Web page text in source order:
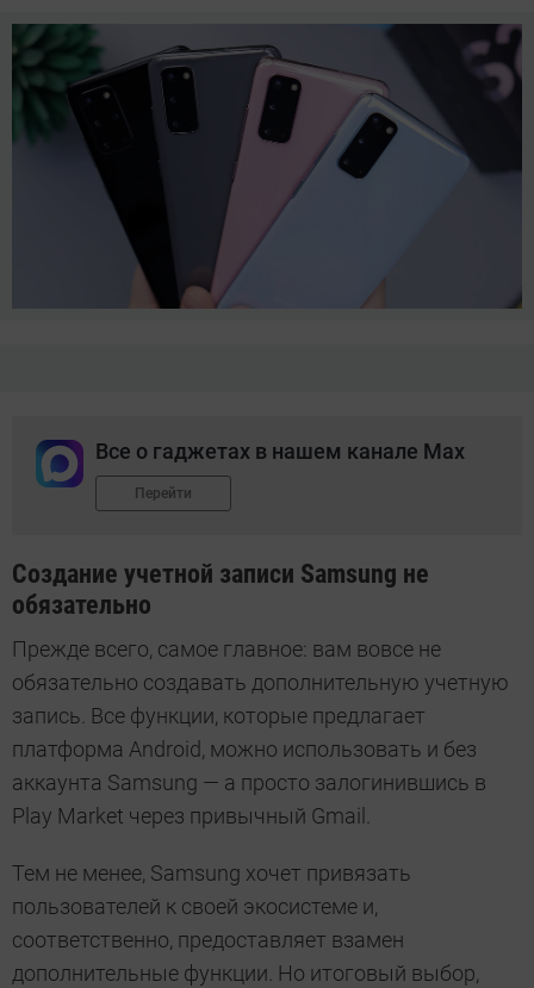
Все о гаджетах в нашем канале Max
Перейти
Создание учетной записи Samsung не
обязательно
Прежде всего, самое главное: вам вовсе не
обязательно создавать дополнительную учетную
запись. Все функции, которые предлагает
платформа Android, можно использовать и без
аккаунта Samsung — а просто залогинившись в
Play Market через привычный Gmail.
Тем не менее, Samsung хочет привязать
пользователей к своей экосистеме и,
соответственно, предоставляет взамен
дополнительные функции. Но итоговый выбор,